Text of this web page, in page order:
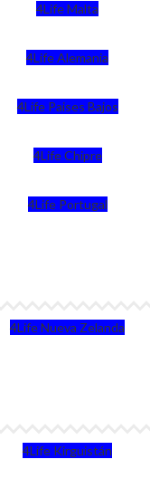
4Life Malta
4Life Alemania
4Life Paises Bajos
4Life Chipre
4Life Portugal
4Life Nueva Zelanda
4Life Kirguistán